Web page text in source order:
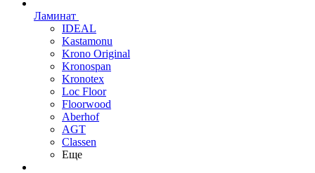
Ламинат
IDEAL
Kastamonu
Krono Original
Kronospan
Kronotex
Loc Floor
Floorwood
Aberhof
AGT
Classen
Еще